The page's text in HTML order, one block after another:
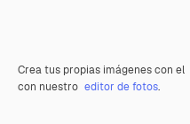
Crea tus propias imágenes con el
con nuestro editor de fotos.